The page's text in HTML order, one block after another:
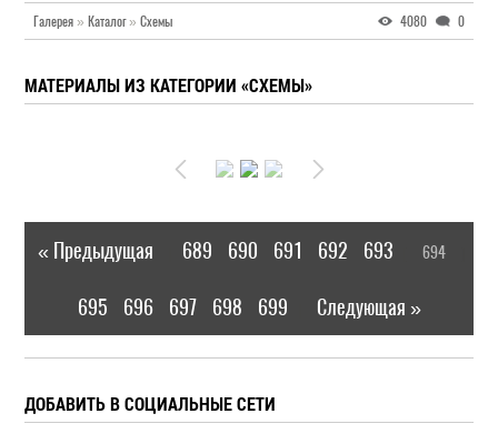
Галерея » Каталог» Схемы 4080 0
МАТЕРИАЛЫ ИЗ КАТЕГОРИИ «СХЕМЫ»
« Предыдущая 689 690 691 692 693 694
695 696 697 698 699 Следующая »
ДОБАВИТЬ В СОЦИАЛЬНЫЕ СЕТИ